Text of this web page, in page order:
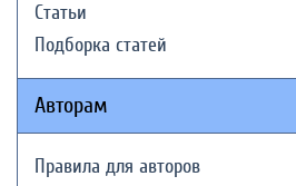
Статьи
Подборка статей
Авторам
Правила для авторов